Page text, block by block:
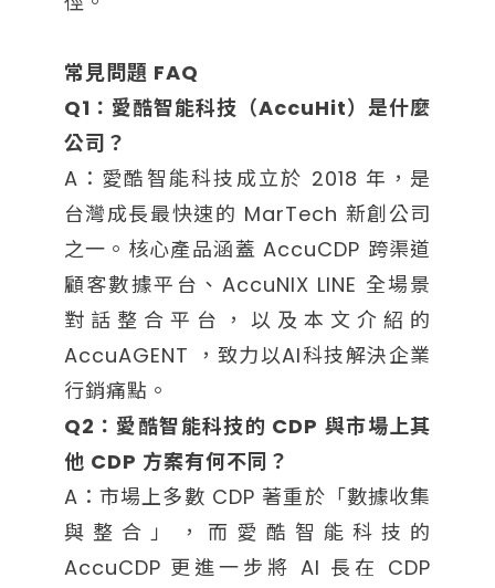
常見問題 FAQ
Q1：愛酷智能科技（AccuHit）是什麼
公司？
A：愛酷智能科技成立於 2018 年，是
台灣成長最快速的 MarTech 新創公司
之一。核心產品涵蓋 AccuCDP 跨渠道
顧客數據平台、AccuNIX LINE 全場景
對話整合平台，以及本文介紹的
AccuAGENT ，致力以AI科技解決企業
行銷痛點。
Q2：愛酷智能科技的 CDP 與市場上其
他 CDP 方案有何不同？
A：市場上多數 CDP 著重於「數據收集
與整合」，而愛酷智能科技的
AccuCDP 更進一步將 AI 長在 CDP